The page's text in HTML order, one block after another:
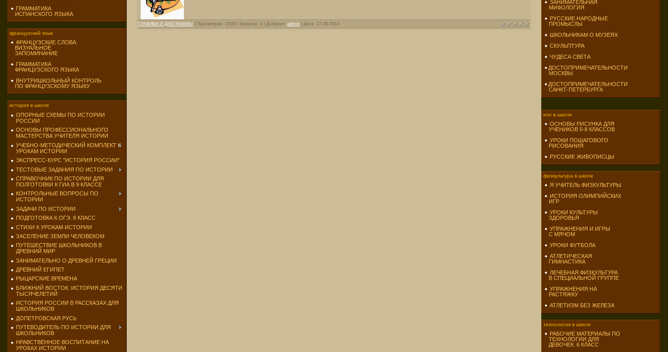
ГРАММАТИКА
ИСПАНСКОГО ЯЗЫКА
французский язык
ФРАНЦУЗСКИЕ СЛОВА.
ВИЗУАЛЬНОЕ
ЗАПОМИНАНИЕ
ГРАММАТИКА
ФРАНЦУЗСКОГО ЯЗЫКА
ВНУТРИШКОЛЬНЫЙ КОНТРОЛЬ
ПО ФРАНЦУЗСКОМУ ЯЗЫКУ
история в школе
ОПОРНЫЕ СХЕМЫ ПО ИСТОРИИ
РОССИИ
ОСНОВЫ ПРОФЕССИОНАЛЬНОГО
МАСТЕРСТВА УЧИТЕЛЯ ИСТОРИИ
УЧЕБНО-МЕТОДИЧЕСКИЙ КОМПЛЕКТ К
УРОКАМ ИСТОРИИ
ЭКСПРЕСС-КУРС "ИСТОРИЯ РОССИИ"
ТЕСТОВЫЕ ЗАДАНИЯ ПО ИСТОРИИ
СПРАВОЧНИК ПО ИСТОРИИ ДЛЯ
ПОЛГОТОВКИ К ГИА В 9 КЛАССЕ
КОНТРОЛЬНЫЕ ВОПРОСЫ ПО
ИСТОРИИ
ЗАДАЧИ ПО ИСТОРИИ
ПОДГОТОВКА К ОГЭ. 8 КЛАСС
СТИХИ К УРОКАМ ИСТОРИИ
ЗАСЕЛЕНИЕ ЗЕМЛИ ЧЕЛОВЕКОМ
ПУТЕШЕСТВИЕ ШКОЛЬНИКОВ В
ДРЕВНИЙ МИР
ЗАНИМАТЕЛЬНО О ДРЕВНЕЙ ГРЕЦИИ
ДРЕВНИЙ ЕГИПЕТ
РЫЦАРСКИЕ ВРЕМЕНА
БЛИЖНИЙ ВОСТОК. ИСТОРИЯ ДЕСЯТИ
ТЫСЯЧЕЛЕТИЙ
ИСТОРИЯ РОССИИ В РАССКАЗАХ ДЛЯ
ШКОЛЬНИКОВ
ДОПЕТРОВСКАЯ РУСЬ
ПУТЕВОДИТЕЛЬ ПО ИСТОРИИ ДЛЯ
ШКОЛЬНИКОВ
НРАВСТВЕННОЕ ВОСПИТАНИЕ НА
УРОКАХ ИСТОРИИ
ГРАФИКИ И ДИАГРАММЫ | Просмотров: 1539 | Загрузок: 0 | Добавил: admin | Дата: 27.09.2014
ЗАНИМАТЕЛЬНАЯ
МИФОЛОГИЯ
РУССКИЕ НАРОДНЫЕ
ПРОМЫСЛЫ
ШКОЛЬНИКАМ О МУЗЕЯХ
СКУЛЬПТУРА
ЧУДЕСА СВЕТА
ДОСТОПРИМЕЧАТЕЛЬНОСТИ
МОСКВЫ
ДОСТОПРИМЕЧАТЕЛЬНОСТИ
САНКТ-ПЕТЕРБУРГА
изо в школе
ОСНОВЫ РИСУНКА ДЛЯ
УЧЕНИКОВ 5-8 КЛАССОВ
УРОКИ ПОШАГОВОГО
РИСОВАНИЯ
РУССКИЕ ЖИВОПИСЦЫ
физкультура в школе
Я УЧИТЕЛЬ ФИЗКУЛЬТУРЫ
ИСТОРИЯ ОЛИМПИЙСКИХ
ИГР
УРОКИ КУЛЬТУРЫ
ЗДОРОВЬЯ
УПРАЖНЕНИЯ И ИГРЫ
С МЯЧОМ
УРОКИ ФУТБОЛА
АТЛЕТИЧЕСКАЯ
ГИМНАСТИКА
ЛЕЧЕБНАЯ ФИЗКУЛЬТУРА
В СПЕЦИАЛЬНОЙ ГРУППЕ
УПРАЖНЕНИЯ НА
РАСТЯЖКУ
АТЛЕТИЗМ БЕЗ ЖЕЛЕЗА
технология в школе
РАБОЧИЕ МАТЕРИАЛЫ ПО
ТЕХНОЛОГИИ ДЛЯ
ДЕВОЧЕК. 6 КЛАСС